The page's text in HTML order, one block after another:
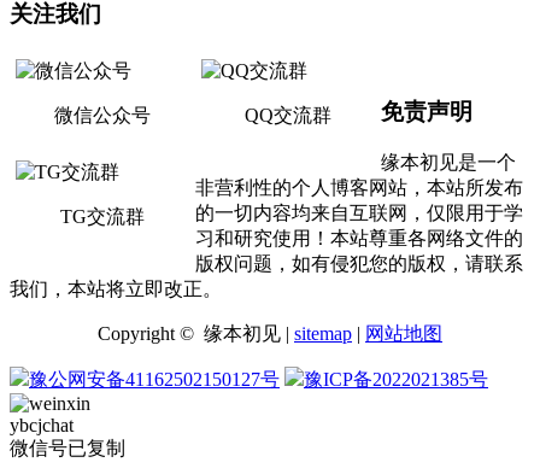
关注我们
微信公众号 QQ交流群
TG交流群
免责声明
缘本初见是一个
非营利性的个人博客网站，本站所发布
的一切内容均来自互联网，仅限用于学
习和研究使用！本站尊重各网络文件的
版权问题，如有侵犯您的版权，请联系
我们，本站将立即改正。
Copyright © 缘本初见 | sitemap | 网站地图
豫公网安备41162502150127号 豫ICP备2022021385号
ybcjchat
微信号已复制